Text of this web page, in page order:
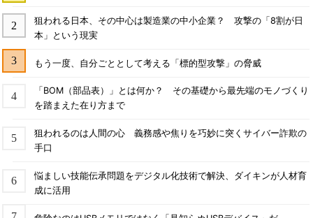
狙われる日本、その中心は製造業の中小企業？ 攻撃の「8割が日
本」という現実
もう一度、自分ごととして考える「標的型攻撃」の脅威
「BOM（部品表）」とは何か？ その基礎から最先端のモノづくり
を踏まえた在り方まで
狙われるのは人間の心 義務感や焦りを巧妙に突くサイバー詐欺の
手口
悩ましい技能伝承問題をデジタル化技術で解決、ダイキンが人材育
成に活用